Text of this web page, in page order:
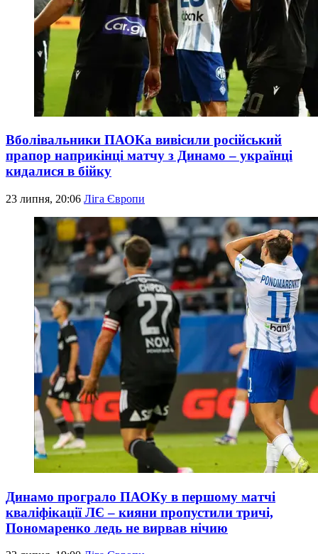
Вболівальники ПАОКа вивісили російський
прапор наприкінці матчу з Динамо – українці
кидалися в бійку
23 липня, 20:06 Ліга Європи
Динамо програло ПАОКу в першому матчі
кваліфікації ЛЄ – кияни пропустили тричі,
Пономаренко ледь не вирвав нічию